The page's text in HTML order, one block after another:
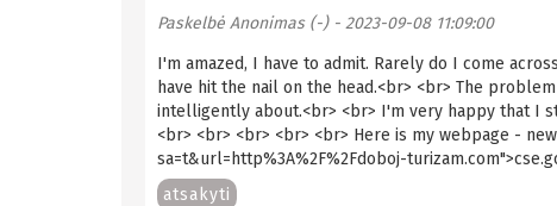
Paskelbė Anonimas (-)- 2023-09-08 11:09:00
I'm amazed, I have to admit. Rarely do I come
have hit the nail on the head.<br> <br> The
intelligently about.<br> <br> I'm very happy that I
<br> <br> <br> <br> <br> Here is my webpage -
sa=t&url=http%3A%2F%2Fdoboj-
atsakyti